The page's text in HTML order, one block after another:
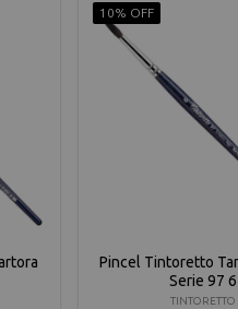
10% OFF
Pincel Tintoretto
Serie 97 6
TINTORETTO